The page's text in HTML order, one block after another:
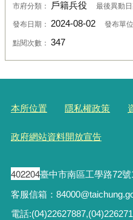
市府分類： 戶籍兵役 最後異動日
發布日期： 2024-08-02 發布單位
點閱次數： 347
本所位置 隱私權政策
政府網站資料開放宣告
402204臺中市南區工學路
客服信箱：
電話